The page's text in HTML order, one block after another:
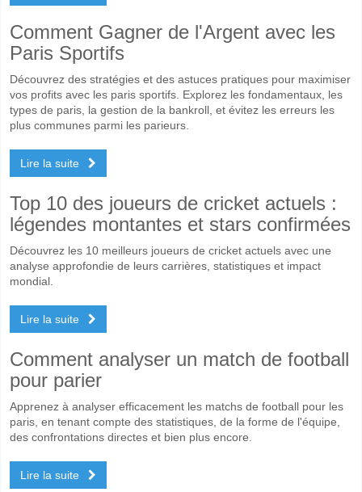
Comment Gagner de l'Argent avec les
Paris Sportifs
Découvrez des stratégies et des astuces pratiques pour maximiser
vos profits avec les paris sportifs. Explorez les fondamentaux, les
types de paris, la gestion de la bankroll, et évitez les erreurs les
plus communes parmi les parieurs.
Lire la suite
Top 10 des joueurs de cricket actuels :
légendes montantes et stars confirmées
Découvrez les 10 meilleurs joueurs de cricket actuels avec une
analyse approfondie de leurs carrières, statistiques et impact
mondial.
Lire la suite
Comment analyser un match de football
pour parier
Apprenez à analyser efficacement les matchs de football pour les
paris, en tenant compte des statistiques, de la forme de l'équipe,
des confrontations directes et bien plus encore.
Lire la suite